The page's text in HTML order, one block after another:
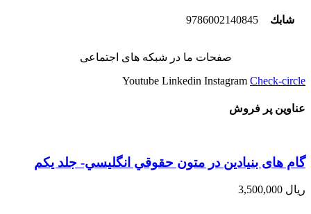
شابك 9786002140845
صفحات ما در شبکه های اجتماعی
Youtube Linkedin Instagram Check-circle
عناوین پر فروش
گام های بنیادین در متون حقوقي انگليسي- جلد يكم
ریال